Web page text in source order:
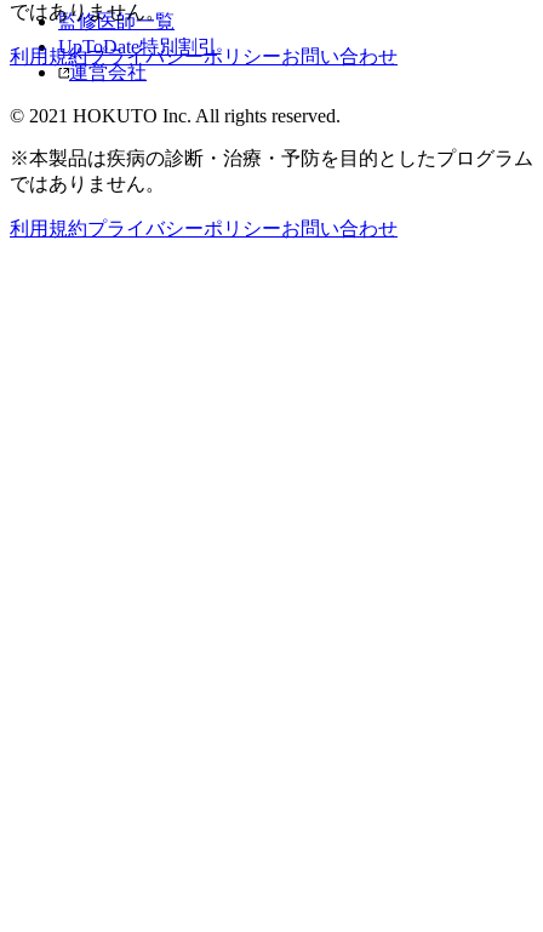
ではありません。
利用規約プライバシーポリシーお問い合わせ
監修医師一覧
UpToDate特別割引
運営会社
© 2021 HOKUTO Inc. All rights reserved.
※本製品は疾病の診断・治療・予防を目的としたプログラム
ではありません。
利用規約プライバシーポリシーお問い合わせ